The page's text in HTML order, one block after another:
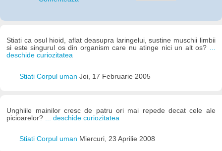
Stiati ca osul hioid, aflat deasupra laringelui, sustine muschii limbii
si este singurul os din organism care nu atinge nici un alt os? ...
deschide curiozitatea
Stiati Corpul uman Joi, 17 Februarie 2005
Unghiile mainilor cresc de patru ori mai repede decat cele ale
picioarelor? ... deschide curiozitatea
Stiati Corpul uman Miercuri, 23 Aprilie 2008